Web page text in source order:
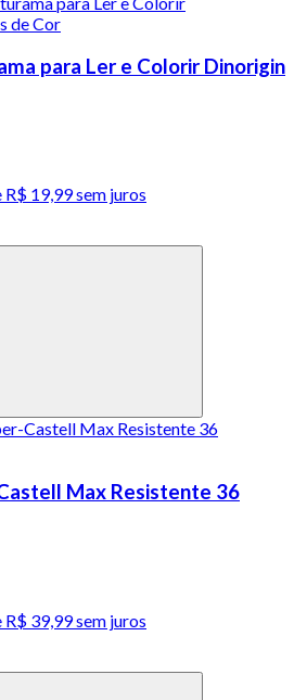
para Ler e Colorir Dinorigin
R$ 19,99sem juros
Max Resistente 36
R$ 39,99 sem juros